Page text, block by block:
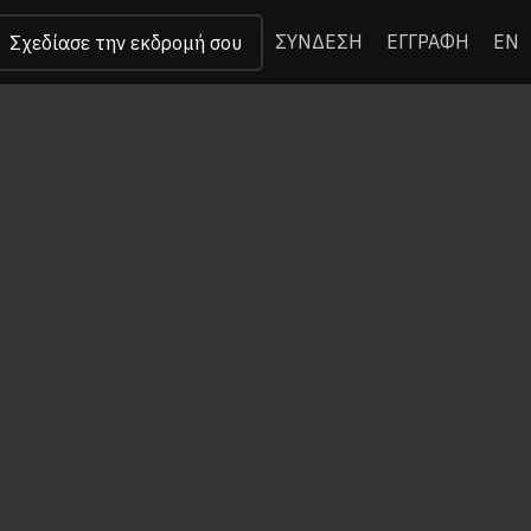
Σχεδίασε την εκδρομή σου ΣΥΝΔΕΣΗ ΕΓΓΡΑΦΗ EN